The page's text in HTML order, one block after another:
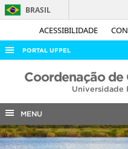
ACESSIBILIDADE
BRASIL
PORTAL UFPEL
ACESSO À INFORMAÇÃO
COBALTO
CONCURSOS
Coordenação de
Universidade
MENU